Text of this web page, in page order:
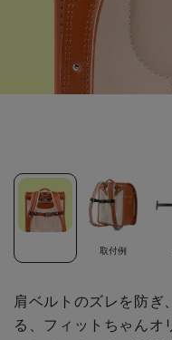
取付例
肩ベルトのズレを防ぎ
る、フィットちゃんオ